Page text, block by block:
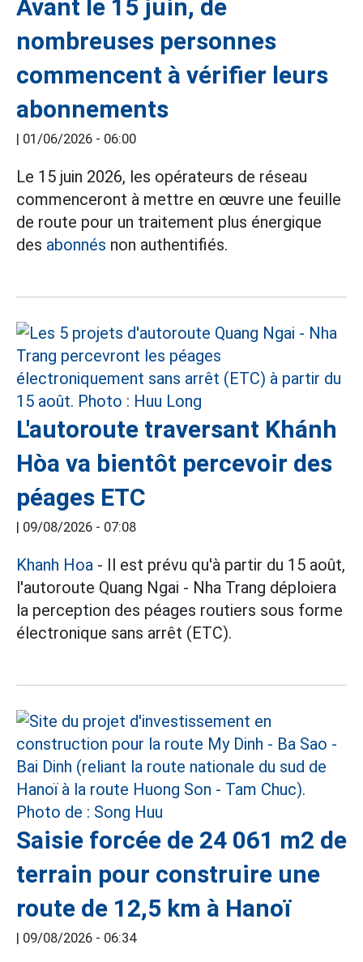
Avant le 15 juin, de
nombreuses personnes
commencent à vérifier leurs
abonnements
| 01/06/2026 - 06:00
Le 15 juin 2026, les opérateurs de réseau
commenceront à mettre en œuvre une feuille
de route pour un traitement plus énergique
des abonnés non authentifiés.
L'autoroute traversant Khánh
Hòa va bientôt percevoir des
péages ETC
| 09/08/2026 - 07:08
Khanh Hoa - Il est prévu qu'à partir du 15 août,
l'autoroute Quang Ngai - Nha Trang déploiera
la perception des péages routiers sous forme
électronique sans arrêt (ETC).
Saisie forcée de 24 061 m2 de
terrain pour construire une
route de 12,5 km à Hanoï
| 09/08/2026 - 06:34